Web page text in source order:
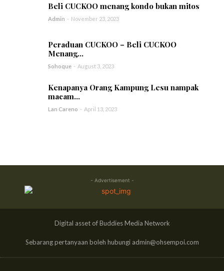
Beli CUCKOO menang kondo bukan mitos
Admin - November 23, 2023
Peraduan CUCKOO – Beli CUCKOO
Menang...
Sohoque - August 3, 2023
Kenapanya Orang Kampung Lesu nampak
macam...
Lan Careno - April 13, 2023
- Advertisement -
Digital asset of Buddies Media Network
Sebarang pertanyaan boleh hubungi admin@ohsempoi.com